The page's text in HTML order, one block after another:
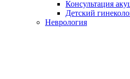
Консультация
Детский
Неврология